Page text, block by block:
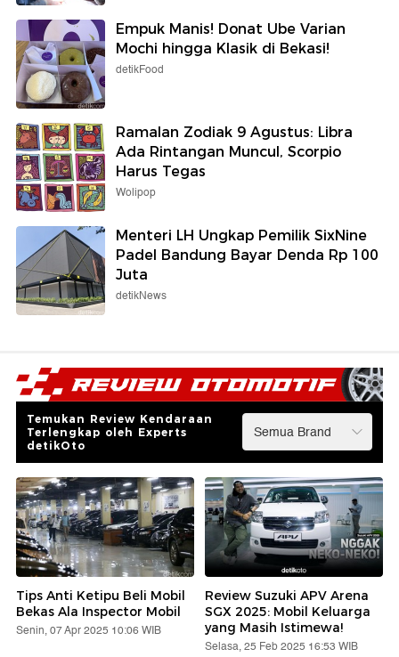
Empuk Manis! Donat Ube Varian
Mochi hingga Klasik di Bekasi!
detikFood
Ramalan Zodiak 9 Agustus: Libra
Ada Rintangan Muncul, Scorpio
Harus Tegas
Wolipop
Menteri LH Ungkap Pemilik SixNine
Padel Bandung Bayar Denda Rp 100
Juta
detikNews
Temukan Review Kendaraan
Terlengkap oleh Experts
detikOto
Tips Anti Ketipu Beli Mobil
Bekas Ala Inspector Mobil
Senin, 07 Apr 2025 10:06 WIB
Review Suzuki APV Arena
SGX 2025: Mobil Keluarga
yang Masih Istimewa!
Selasa, 25 Feb 2025 16:53 WIB